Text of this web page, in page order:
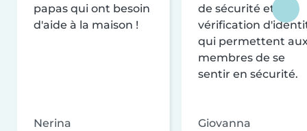
papas qui ont besoin
d'aide à la maison !
Nerina
de sécurité et de
vérification
qui permettent
membres de se
sentir en sécurité.
Giovanna